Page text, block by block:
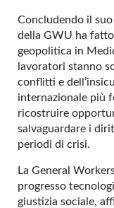
Concludendo il
della GWU ha
geopolitica in
lavoratori stanno
conflitti e
internazionale più
ricostruire
salvaguardare i
periodi di crisi.
La General
progresso
giustizia sociale,